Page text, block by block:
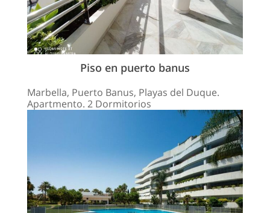
Piso en puerto banus
Marbella, Puerto Banus, Playas del Duque.
Apartmento. 2 Dormitorios